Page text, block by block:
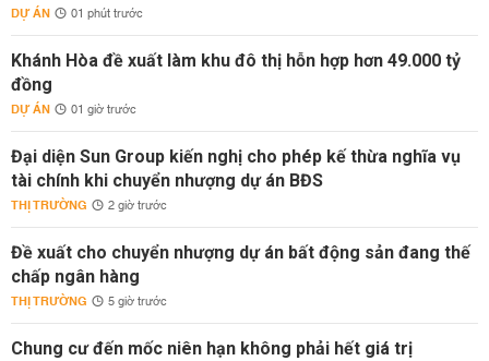
DỰ ÁN 01 phút trước
Khánh Hòa đề xuất làm khu đô thị hỗn hợp hơn 49.000 tỷ
đồng
DỰ ÁN 01 giờ trước
Đại diện Sun Group kiến nghị cho phép kế thừa nghĩa vụ
tài chính khi chuyển nhượng dự án BĐS
THỊ TRƯỜNG 2 giờ trước
Đề xuất cho chuyển nhượng dự án bất động sản đang thế
chấp ngân hàng
THỊ TRƯỜNG 5 giờ trước
Chung cư đến mốc niên hạn không phải hết giá trị